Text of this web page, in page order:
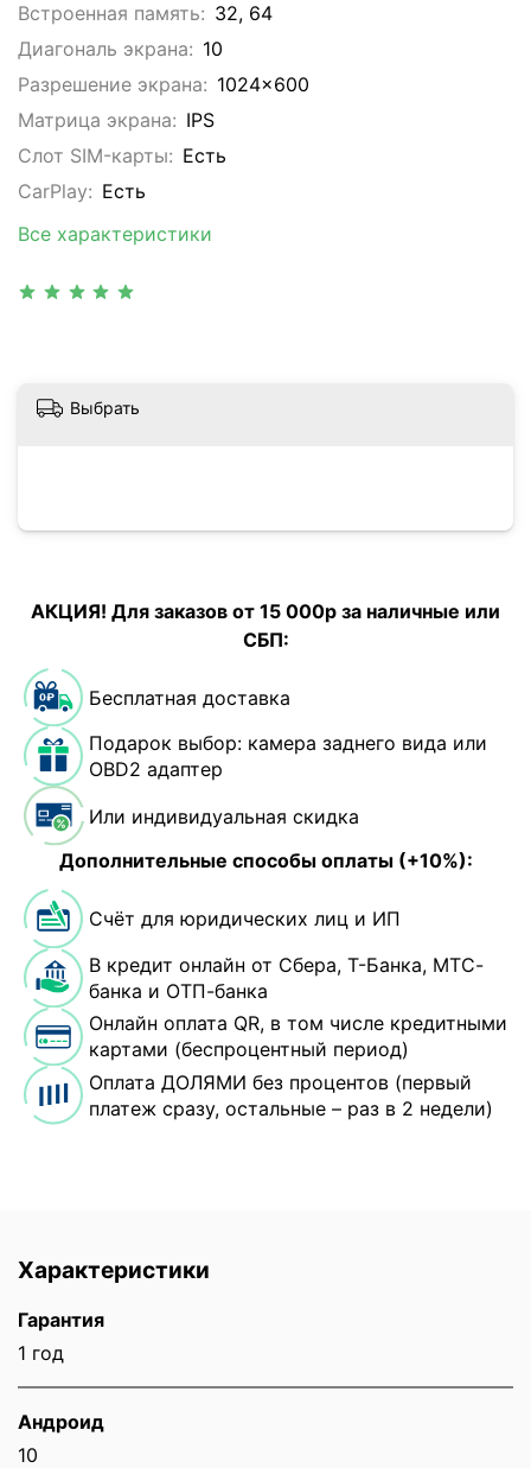
Встроенная память: 32, 64
Диагональ экрана: 10
Разрешение экрана: 1024x600
Матрица экрана: IPS
Слот SIM-карты: Eсть
CarPlay: Есть
Все характеристики
Выбрать
АКЦИЯ! Для заказов от 15 000р за наличные или
СБП:
Бесплатная доставка
Подарок выбор: камера заднего вида или
OBD2 адаптер
Или индивидуальная скидка
Дополнительные способы оплаты (+10%):
Счёт для юридических лиц и ИП
В кредит онлайн от Сбера, Т-Банка, МТС-
банка и ОТП-банка
Онлайн оплата QR, в том числе кредитными
картами (беспроцентный период)
Оплата ДОЛЯМИ без процентов (первый
платеж сразу, остальные – раз в 2 недели)
Характеристики
Гарантия
1 год
Андроид
10